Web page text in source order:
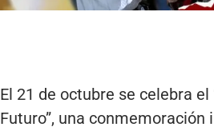
El 21 de octubre se celebra el
Futuro”, una conmemoración